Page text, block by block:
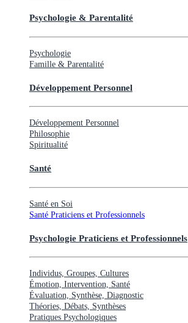
Psychologie & Parentalité
Psychologie
Famille & Parentalité
Développement Personnel
Développement Personnel
Philosophie
Spiritualité
Santé
Santé en Soi
Santé Praticiens et Professionnels
Psychologie Praticiens et Professionnels
Individus, Groupes, Cultures
Émotion, Intervention, Santé
Évaluation, Synthèse, Diagnostic
Théories, Débats, Synthèses
Pratiques Psychologiques